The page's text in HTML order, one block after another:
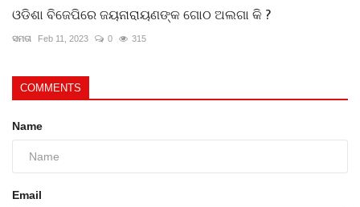
ଓଡିଶା ବିଜେପିରେ ଜୟନାରାୟଣଙ୍କ ଗୋଠ ଅଲଗା କି ?
ସମତା Feb 11, 2023 0 315
COMMENTS
Name
Email